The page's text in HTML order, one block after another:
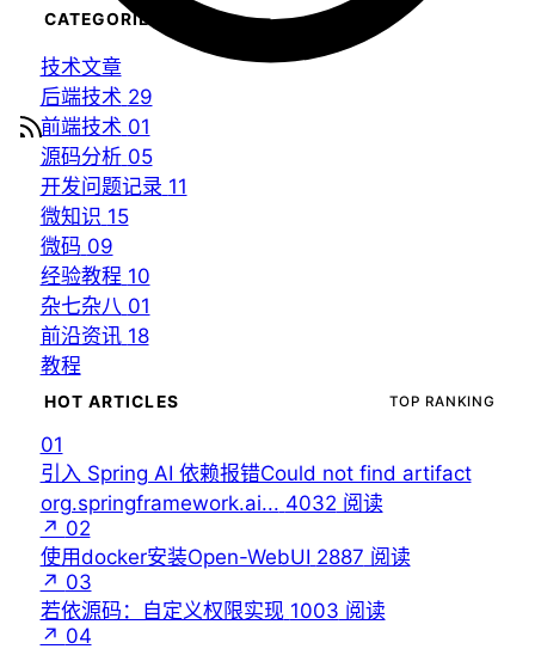
CATEGORIES
技术文章
后端技术 29
前端技术 01
源码分析 05
开发问题记录 11
微知识 15
微码 09
经验教程 10
杂七杂八 01
前沿资讯 18
教程
HOT ARTICLES TOP RANKING
01
引入 Spring AI 依赖报错Could not find artifact
org.springframework.ai... 4032 阅读
↗ 02
使用docker安装Open-WebUI 2887 阅读
↗ 03
若依源码：自定义权限实现 1003 阅读
↗ 04